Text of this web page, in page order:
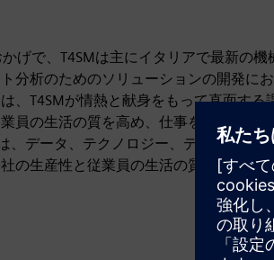
げで、T4SMは主にイタリアで最新の
分析のためのソリューションの開発に
、T4SMが情熱と献身をもって直面す
員の生活の質を高め、仕事をより安全
、データ、テクノロジー、デザイン、
の生産性と従業員の生活の質を向上さ